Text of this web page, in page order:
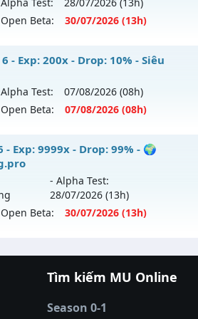
Beta: 30/07/2026 (13h)
nhận Xu & Đồ Socket cuối,
- Mở máy chủMU Hỏa Vương
vào
- Exp: 200x - Drop: 10% - Siêu
Test: 07/08/2026 (08h)
Beta: 07/08/2026 (08h)
Phẩm MU
- Mở máy chủ
Quận 1
- Exp: 9999x - Drop: 99% - 🌍
- Alpha Test:
28/07/2026 (13h)
Beta: 30/07/2026 (13h)
https://muhoalong.pro
máy chủhttps://facebook.com/
|789club |789club
colatv trực tiếp bóng đá
Tìm kiếm MU Online
Season 0-1